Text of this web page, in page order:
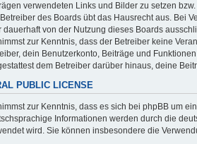
verwendeten Links und Bilder zu setzen
des Boards übt das Hausrecht aus. Bei
dauerhaft von der Nutzung dieses Boards
zur Kenntnis, dass der Betreiber keine
dein Benutzerkonto, Beiträge und
dem Betreiber darüber hinaus, deine
PUBLIC LICENSE
zur Kenntnis, dass es sich bei phpBB um
Informationen werden durch die
wird. Sie können insbesondere die